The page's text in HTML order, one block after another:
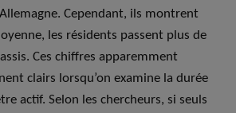
Cependant, ils montrent
les résidents passent plus de
Ces chiffres apparemment
clairs lorsqu’on examine la durée
actif. Selon les chercheurs, si seuls